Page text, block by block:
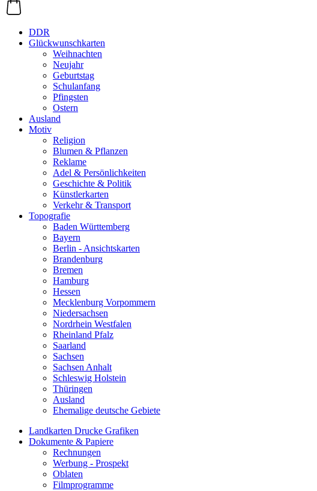
DDR
Glückwunschkarten
Weihnachten
Neujahr
Geburtstag
Schulanfang
Pfingsten
Ostern
Ausland
Motiv
Religion
Blumen & Pflanzen
Reklame
Adel & Persönlichkeiten
Geschichte & Politik
Künstlerkarten
Verkehr & Transport
Topografie
Baden Württemberg
Bayern
Berlin - Ansichtskarten
Brandenburg
Bremen
Hamburg
Hessen
Mecklenburg Vorpommern
Niedersachsen
Nordrhein Westfalen
Rheinland Pfalz
Saarland
Sachsen
Sachsen Anhalt
Schleswig Holstein
Thüringen
Ausland
Ehemalige deutsche Gebiete
Landkarten Drucke Grafiken
Dokumente & Papiere
Rechnungen
Werbung - Prospekt
Oblaten
Filmprogramme